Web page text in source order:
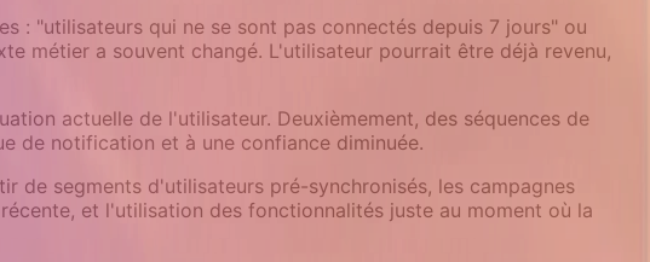
: "utilisateurs qui ne se sont pas connectés depuis 7 jours" ou
métier a souvent changé. L'utilisateur pourrait être déjà revenu,
actuelle de l'utilisateur. Deuxièmement, des séquences de
de notification et à une confiance diminuée.
segments d'utilisateurs pré-synchronisés, les campagnes
et l'utilisation des fonctionnalités juste au moment où la